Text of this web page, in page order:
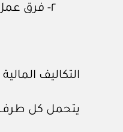
٢- فرق عمل متخصصة يشكلها الطرفان.
التكاليف المالية
يتحمل كل طرف -